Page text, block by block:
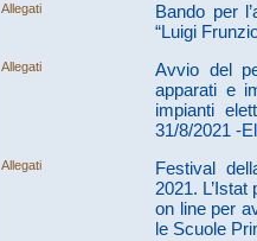
Allegati
Bando per
“Luigi
Allegati
Avvio del
apparati e
impianti
31/8/2021 -
Allegati
Festival
2021.
on line per
le Scuole